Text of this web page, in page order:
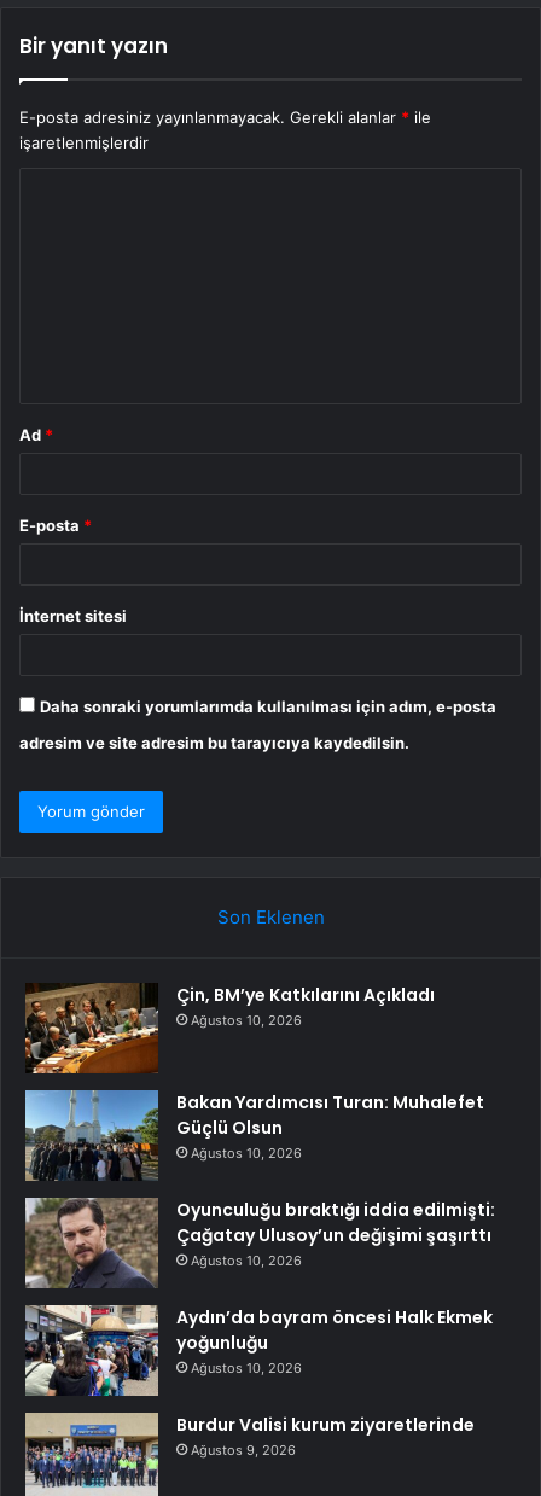
Bir yanıt yazın
E-posta adresiniz yayınlanmayacak. Gerekli alanlar * ile
işaretlenmişlerdir
Ad *
E-posta *
İnternet sitesi
Daha sonraki yorumlarımda kullanılması için adım, e-posta
adresim ve site adresim bu tarayıcıya kaydedilsin.
Son Eklenen
Çin, BM’ye Katkılarını Açıkladı
Ağustos 10, 2026
Bakan Yardımcısı Turan: Muhalefet
Güçlü Olsun
Ağustos 10, 2026
Oyunculuğu bıraktığı iddia edilmişti:
Çağatay Ulusoy’un değişimi şaşırttı
Ağustos 10, 2026
Aydın’da bayram öncesi Halk Ekmek
yoğunluğu
Ağustos 10, 2026
Burdur Valisi kurum ziyaretlerinde
Ağustos 9, 2026